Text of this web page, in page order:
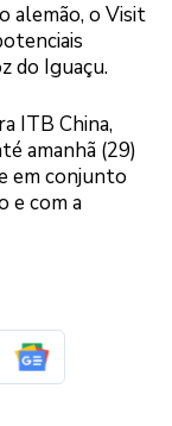
alemão, o Visit
do Iguaçu.
ITB China,
amanhã (29)
em conjunto
e com a